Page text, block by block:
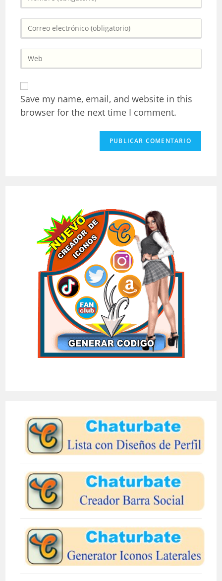
usuario
para
de
para
comentar
Introduce
de
tu
web
(opcional)
Save my name, email, and website in this
browser for the next time I comment.